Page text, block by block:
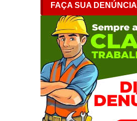
FAÇA SUA DENÚNCIA